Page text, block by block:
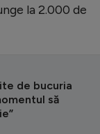
la 2.000 de
de bucuria
să